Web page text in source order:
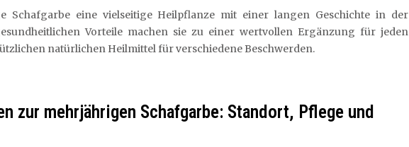
Schafgarbe eine vielseitige Heilpflanze mit einer langen Geschichte in der
Vorteile machen sie zu einer wertvollen Ergänzung für jeden
natürlichen Heilmittel für verschiedene Beschwerden.
zur mehrjährigen Schafgarbe: Standort, Pflege und